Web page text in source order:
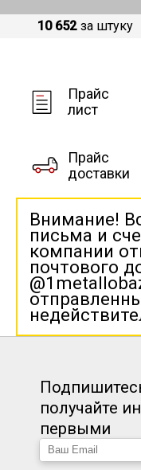
10 652 за штуку
Прайс
лист
Прайс
доставки
Внимание!
письма и
компании
почтового
получайте
первыми